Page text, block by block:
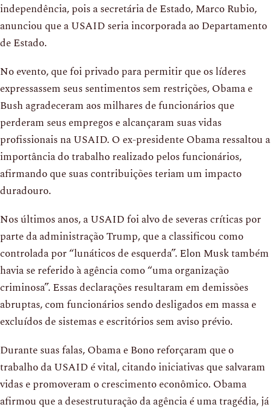
independência, pois a secretária de Estado, Marco Rubio,
anunciou que a USAID seria incorporada ao Departamento
de Estado.
No evento, que foi privado para permitir que os líderes
expressassem seus sentimentos sem restrições, Obama e
Bush agradeceram aos milhares de funcionários que
perderam seus empregos e alcançaram suas vidas
profissionais na USAID. O ex-presidente Obama ressaltou a
importância do trabalho realizado pelos funcionários,
afirmando que suas contribuições teriam um impacto
duradouro.
Nos últimos anos, a USAID foi alvo de severas críticas por
parte da administração Trump, que a classificou como
controlada por “lunáticos de esquerda”. Elon Musk também
havia se referido à agência como “uma organização
criminosa”. Essas declarações resultaram em demissões
abruptas, com funcionários sendo desligados em massa e
excluídos de sistemas e escritórios sem aviso prévio.
Durante suas falas, Obama e Bono reforçaram que o
trabalho da USAID é vital, citando iniciativas que salvaram
vidas e promoveram o crescimento econômico. Obama
afirmou que a desestruturação da agência é uma tragédia, já